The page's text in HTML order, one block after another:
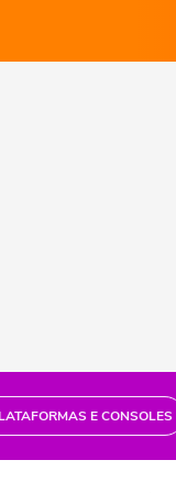
E CONSOLES